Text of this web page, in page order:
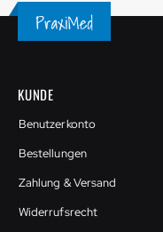
KUNDE
Benutzerkonto
Bestellungen
Zahlung & Versand
Widerrufsrecht